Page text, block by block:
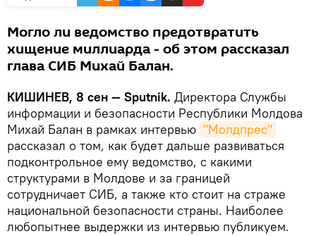
Могло ли ведомство предотвратить
хищение миллиарда - об этом рассказал
глава СИБ Михай Балан.
КИШИНЕВ, 8 сен — Sputnik. Директора Службы
информации и безопасности Республики Молдова
Михай Балан в рамках интервью "Молдпрес"
рассказал о том, как будет дальше развиваться
подконтрольное ему ведомство, с какими
структурами в Молдове и за границей
сотрудничает СИБ, а также кто стоит на страже
национальной безопасности страны. Наиболее
любопытнее выдержки из интервью публикуем.